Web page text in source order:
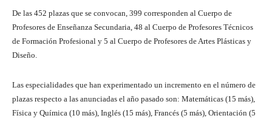
De las 452 plazas que se convocan, 399 corresponden al Cuerpo de
Profesores de Enseñanza Secundaria, 48 al Cuerpo de Profesores Técnicos
de Formación Profesional y 5 al Cuerpo de Profesores de Artes Plásticas y
Diseño.
Las especialidades que han experimentado un incremento en el número de
plazas respecto a las anunciadas el año pasado son: Matemáticas (15 más),
Física y Química (10 más), Inglés (15 más), Francés (5 más), Orientación (5